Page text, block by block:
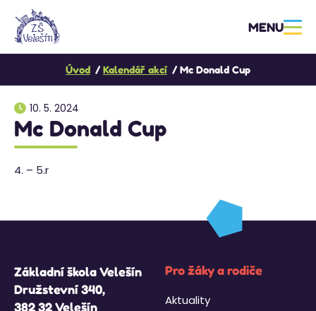
MENU
Úvod Kalendář akcí Mc Donald Cup
10. 5. 2024
Mc Donald Cup
4. – 5.r
Základní škola Velešín
Družstevní 340,
382 32 Velešín
Pro žáky a rodiče
Aktuality